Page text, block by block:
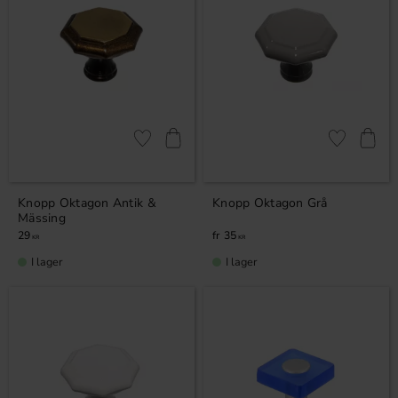
Knopp Oktagon Antik &
Mässing
29 KR
Lägg till i favoriter
I lager
Knopp Oktagon Grå
35 KR
Lägg till i
I lager